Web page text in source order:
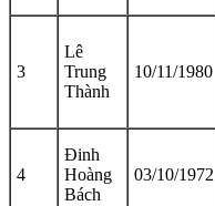
3
Lê
Trung
Thành
10/11/1980
4
Đinh
Hoàng
Bách
03/10/1972